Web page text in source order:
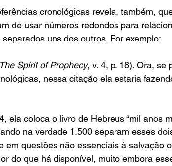
referências cronológicas revela, também,
comum de usar números redondos para
separados uns dos outros. Por exemplo:
The Spirit of Prophecy, v. 4, p. 18). Ora, se
nessa citação ela estaria
ela coloca o livro de Hebreus “mil anos
na verdade 1.500 separam esses
em questões não essenciais à salvação
do que há disponível, muito embora